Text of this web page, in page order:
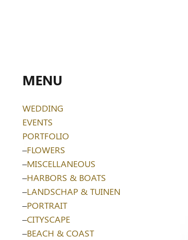
MENU
WEDDING
EVENTS
PORTFOLIO
–FLOWERS
–MISCELLANEOUS
–HARBORS & BOATS
–LANDSCHAP & TUINEN
–PORTRAIT
–CITYSCAPE
–BEACH & COAST